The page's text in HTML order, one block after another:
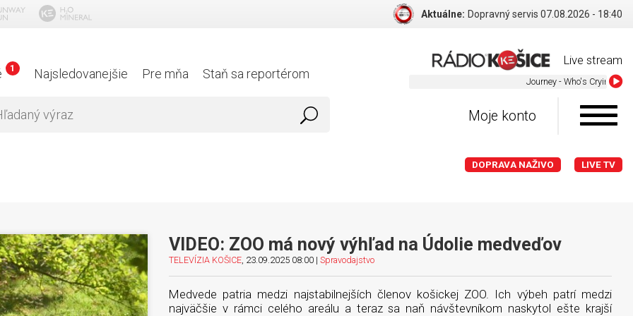
Aktuálne: Dopravný servis 07.08.2026 - 18:40
Live stream
Journey - Who's Crying Now
1 Najsledovanejšie Pre mňa Staň sa reportérom
Moje konto
DOPRAVA NAŽIVO LIVE TV
VIDEO: ZOO má nový výhľad na Údolie medveďov
TELEVÍZIA KOŠICE, 23.09.2025 08:00 | Spravodajstvo
Medvede patria medzi najstabilnejších členov košickej ZOO. Ich výbeh patrí medzi
najväčšie v rámci celého areálu a teraz sa naň návštevníkom naskytol ešte krajší